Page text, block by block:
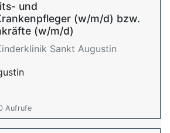
und
(w/m/d) bzw.
(w/m/d)
Sankt Augustin
Aufrufe